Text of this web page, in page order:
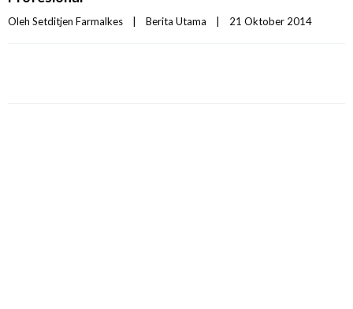
Oleh Setditjen Farmalkes Berita Utama 21 Oktober 2014